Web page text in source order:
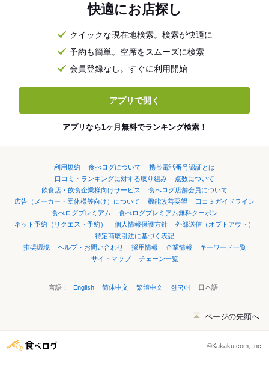
快適にお店探し
クイックな現在地検索。検索が快適に
予約も簡単。空席をスムーズに検索
会員登録なし。すぐに利用開始
アプリで開く
アプリなら1ヶ月無料でランキング検索！
利用規約 食べログについて
携帯電話番号認証とは
口コミ・ランキングに対する取り組み
点数について
飲食店・飲食企業様向けサービス
食べログ店舗会員について
広告（メーカー・団体様等向け）について
機能改善要望
口コミガイドライン
食べログプレミアム
食べログプレミアム無料クーポン
ネット予約（リクエスト予約）
個人情報保護方針
外部送信（オプトアウト）
特定商取引法に基づく表記
推奨環境
ヘルプ・お問い合わせ 採用情報 企業情報
キーワード一覧
サイトマップ
チェーン一覧
言語： English 简体中文 繁體中文 한국어 日本語
ページの先頭へ
©Kakaku.com, Inc.